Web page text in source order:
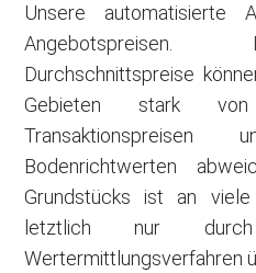
Unsere automatisierte
Durchschnittspreise
Gebieten stark
Bodenrichtwerten
Grundstücks ist an
letztlich nur
Wertermittlungsverfahren